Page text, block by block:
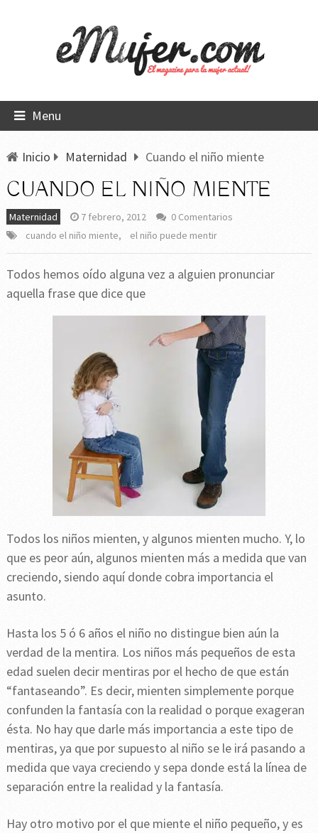
Menu
Inicio Maternidad Cuando el niño miente
CUANDO EL NIÑO MIENTE
Maternidad 7 febrero, 2012
0 Comentarios
cuando el niño miente, el niño puede mentir
Todos hemos oído alguna vez a alguien pronunciar
aquella frase que dice que
Todos los niños mienten, y algunos mienten mucho. Y, lo
que es peor aún, algunos mienten más a medida que van
creciendo, siendo aquí donde cobra importancia el
asunto.
Hasta los 5 ó 6 años el niño no distingue bien aún la
verdad de la mentira. Los niños más pequeños de esta
edad suelen decir mentiras por el hecho de que están
“fantaseando”. Es decir, mienten simplemente porque
confunden la fantasía con la realidad o porque exageran
ésta. No hay que darle más importancia a este tipo de
mentiras, ya que por supuesto al niño se le irá pasando a
medida que vaya creciendo y sepa donde está la línea de
separación entre la realidad y la fantasía.
Hay otro motivo por el que miente el niño pequeño, y es